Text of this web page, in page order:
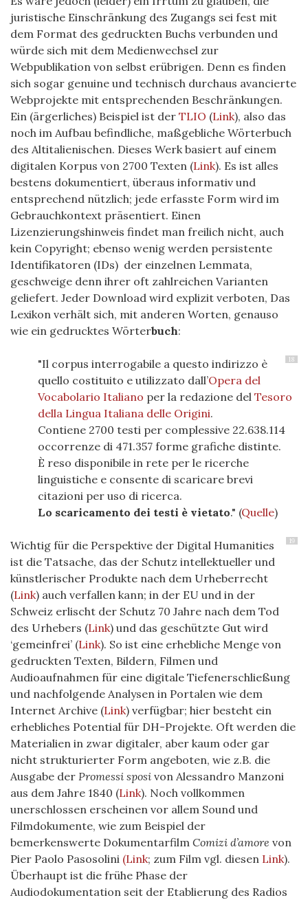
juristische Einschränkung des Zugangs sei fest mit
dem Format des gedruckten Buchs verbunden und
würde sich mit dem Medienwechsel zur
Webpublikation von selbst erübrigen. Denn es finden
sich sogar genuine und technisch durchaus avancierte
Webprojekte mit entsprechenden Beschränkungen.
Ein (ärgerliches) Beispiel ist der TLIO (Link), also das
noch im Aufbau befindliche, maßgebliche Wörterbuch
des Altitalienischen. Dieses Werk basiert auf einem
digitalen Korpus von 2700 Texten (Link). Es ist alles
bestens dokumentiert, überaus informativ und
entsprechend nützlich; jede erfasste Form wird im
Gebrauchkontext präsentiert. Einen
Lizenzierungshinweis findet man freilich nicht, auch
kein Copyright; ebenso wenig werden persistente
Identifikatoren (IDs) der einzelnen Lemmata,
geschweige denn ihrer oft zahlreichen Varianten
geliefert. Jeder Download wird explizit verboten, Das
Lexikon verhält sich, mit anderen Worten, genauso
wie ein gedrucktes Wörterbuch:
18
"Il corpus interrogabile a questo indirizzo è
quello costituito e utilizzato dall’Opera del
Vocabolario Italiano per la redazione del Tesoro
della Lingua Italiana delle Origini.
Contiene 2700 testi per complessive 22.638.114
occorrenze di 471.357 forme grafiche distinte.
È reso disponibile in rete per le ricerche
linguistiche e consente di scaricare brevi
citazioni per uso di ricerca.
Lo scaricamento dei testi è vietato." (Quelle)
19
Wichtig für die Perspektive der Digital Humanities
ist die Tatsache, das der Schutz intellektueller und
künstlerischer Produkte nach dem Urheberrecht
(Link) auch verfallen kann; in der EU und in der
Schweiz erlischt der Schutz 70 Jahre nach dem Tod
des Urhebers (Link) und das geschützte Gut wird
‘gemeinfrei’ (Link). So ist eine erhebliche Menge von
gedruckten Texten, Bildern, Filmen und
Audioaufnahmen für eine digitale Tiefenerschließung
und nachfolgende Analysen in Portalen wie dem
Internet Archive (Link) verfügbar; hier besteht ein
erhebliches Potential für DH-Projekte. Oft werden die
Materialien in zwar digitaler, aber kaum oder gar
nicht strukturierter Form angeboten, wie z.B. die
Ausgabe der Promessi sposi von Alessandro Manzoni
aus dem Jahre 1840 (Link). Noch vollkommen
unerschlossen erscheinen vor allem Sound und
Filmdokumente, wie zum Beispiel der
bemerkenswerte Dokumentarfilm Comizi d’amore von
Pier Paolo Pasosolini (Link; zum Film vgl. diesen Link).
Überhaupt ist die frühe Phase der
Audiodokumentation seit der Etablierung des Radios